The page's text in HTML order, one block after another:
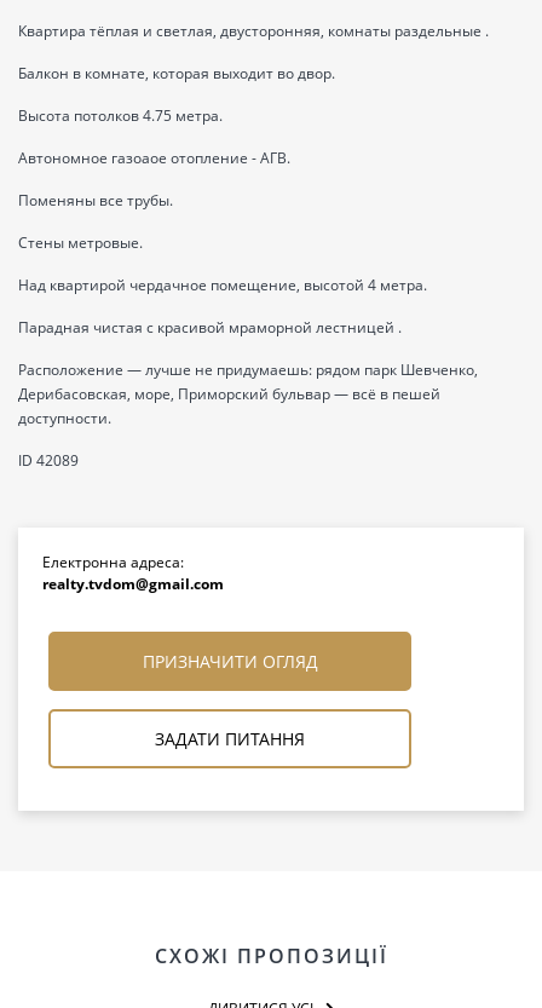
Квартира тёплая и светлая, двусторонняя, комнаты раздельные .
Балкон в комнате, которая выходит во двор.
Высота потолков 4.75 метра.
Автономное газоаое отопление - АГВ.
Поменяны все трубы.
Стены метровые.
Над квартирой чердачное помещение, высотой 4 метра.
Парадная чистая с красивой мраморной лестницей .
Расположение — лучше не придумаешь: рядом парк Шевченко,
Дерибасовская, море, Приморский бульвар — всё в пешей
доступности.
ID 42089
Електронна адреса:
realty.tvdom@gmail.com
ПРИЗНАЧИТИ ОГЛЯД
ЗАДАТИ ПИТАННЯ
СХОЖІ ПРОПОЗИЦІЇ